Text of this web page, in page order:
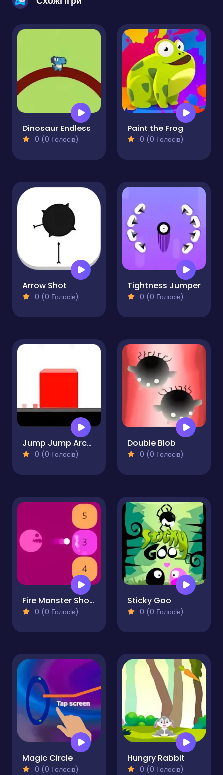
Dinosaur Endless
0 (0 Голосів)
Paint the Frog
0 (0 Голосів)
Arrow Shot
0 (0 Голосів)
Tightness Jumper
0 (0 Голосів)
Jump Jump Arcade
0 (0 Голосів)
Double Blob
0 (0 Голосів)
Fire Monster Shooter
0 (0 Голосів)
Sticky Goo
0 (0 Голосів)
Magic Circle
0 (0 Голосів)
Hungry Rabbit
0 (0 Голосів)